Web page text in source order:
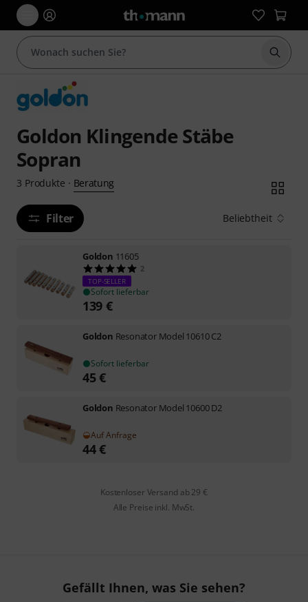
Suche
Goldon Klingende Stäbe
Sopran
3 Produkte · Beratung
Filter Beliebtheit
Goldon 11605
2
TOP-SELLER
Sofort lieferbar
139 €
Goldon Resonator Model 10610 C2
Sofort lieferbar
45€
Goldon Resonator Model 10600 D2
Auf Anfrage
44€
Kostenloser Versand ab 29 €
Alle Preise inkl. MwSt.
Gefällt Ihnen, was Sie sehen?